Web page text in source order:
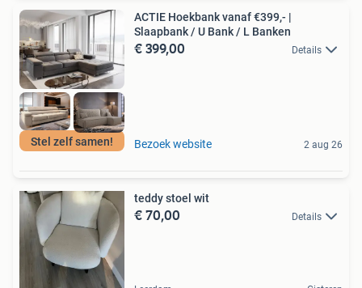
Stel zelf samen!
ACTIE Hoekbank vanaf €399,- |
Slaapbank / U Bank / L Banken
€ 399,00 Details
Bezoek website 2 aug 26
teddy stoel wit
€ 70,00 Details